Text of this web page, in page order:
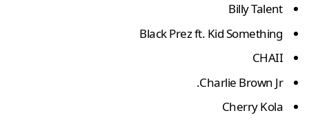
Billy Talent
Black Prez ft. Kid Something
CHAII
Charlie Brown Jr.
Cherry Kola